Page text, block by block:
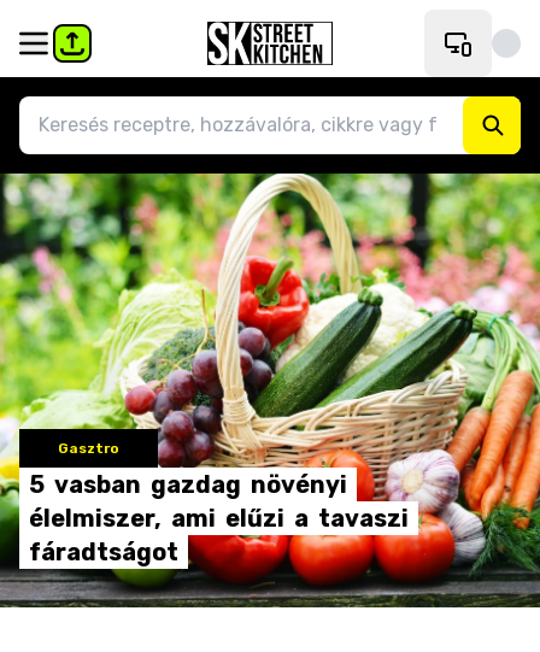
Gasztro
5 vasban gazdag növényi
élelmiszer, ami elűzi a tavaszi
fáradtságot